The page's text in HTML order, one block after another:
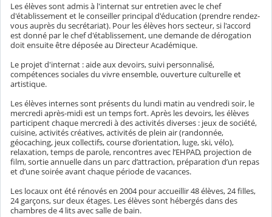
Les élèves sont admis à l'internat sur entretien avec le chef
d'établissement et le conseiller principal d'éducation (prendre rendez-
vous auprès du secrétariat). Pour les élèves hors secteur, si l'accord
est donné par le chef d'établissement, une demande de dérogation
doit ensuite être déposée au Directeur Académique.
Le projet d'internat : aide aux devoirs, suivi personnalisé,
compétences sociales du vivre ensemble, ouverture culturelle et
artistique.
Les élèves internes sont présents du lundi matin au vendredi soir, le
mercredi après-midi est un temps fort. Après les devoirs, les élèves
participent chaque mercredi à des activités diverses : jeux de société,
cuisine, activités créatives, activités de plein air (randonnée,
géocaching, jeux collectifs, course d’orientation, luge, ski, vélo),
relaxation, temps de parole, rencontres avec l’EHPAD, projection de
film, sortie annuelle dans un parc d’attraction, préparation d’un repas
et d’une soirée avant chaque période de vacances.
Les locaux ont été rénovés en 2004 pour accueillir 48 élèves, 24 filles,
24 garçons, sur deux étages. Les élèves sont hébergés dans des
chambres de 4 lits avec salle de bain.